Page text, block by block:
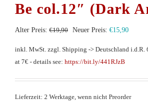
Be col.12″ (Dark
Alter Preis: €19,90 Ursprünglicher
Neuer Preis: €15,90
inkl. MwSt. zzgl. Shipping -> Deutschland i.d.R.
at 7€ - details see: https://bit.ly/441RJzB
Lieferzeit: 2 Werktage, wenn nicht Preorder